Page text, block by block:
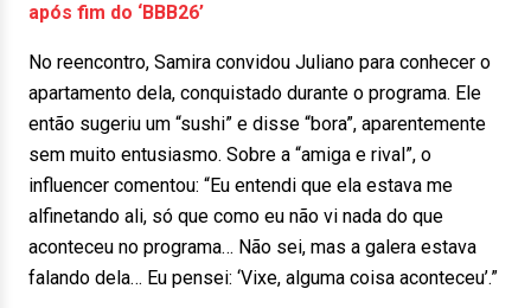
após fim do ‘BBB26’
No reencontro, Samira convidou Juliano para conhecer o
apartamento dela, conquistado durante o programa. Ele
então sugeriu um “sushi” e disse “bora”, aparentemente
sem muito entusiasmo. Sobre a “amiga e rival”, o
influencer comentou: “Eu entendi que ela estava me
alfinetando ali, só que como eu não vi nada do que
aconteceu no programa… Não sei, mas a galera estava
falando dela… Eu pensei: ‘Vixe, alguma coisa aconteceu’.”